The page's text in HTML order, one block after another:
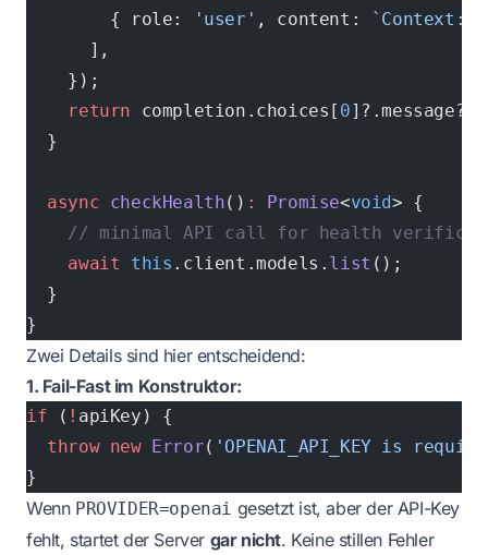
        { role:
'user' , content: `Context:
      ],
    });
    return
completion.choices[ 0
  }
  async
checkHealth() : Promise<void> {
// minimal API call for health
    await
this .client.models. list ();
  }
}
Zwei Details sind hier entscheidend:
1. Fail-Fast im Konstruktor:
if ( ! apiKey) {
  throw
new Error( 'OPENAI_API_KEY is
}
Wenn PROVIDER=openai gesetzt ist, aber der API-Key
fehlt, startet der Server gar nicht. Keine stillen Fehler